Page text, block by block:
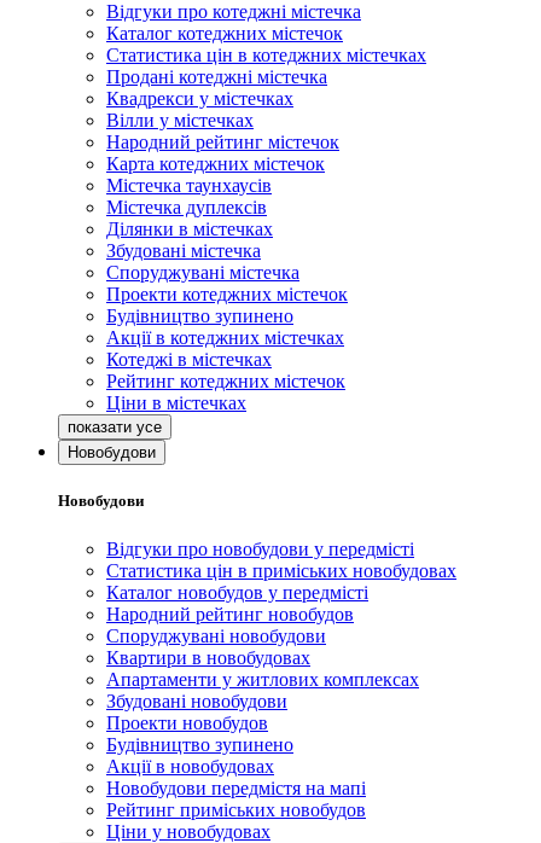
Відгуки про котеджні містечка
Каталог котеджних містечок
Статистика цін в котеджних містечках
Продані котеджні містечка
Квадрекси у містечках
Вілли у містечках
Народний рейтинг містечок
Карта котеджних містечок
Містечка таунхаусів
Містечка дуплексів
Ділянки в містечках
Збудовані містечка
Споруджувані містечка
Проекти котеджних містечок
Будівництво зупинено
Акції в котеджних містечках
Котеджі в містечках
Рейтинг котеджних містечок
Ціни в містечках
Новобудови
Новобудови
Відгуки про новобудови у передмісті
Статистика цін в приміських новобудовах
Каталог новобудов у передмісті
Народний рейтинг новобудов
Споруджувані новобудови
Квартири в новобудовах
Апартаменти у житлових комплексах
Збудовані новобудови
Проекти новобудов
Будівництво зупинено
Акції в новобудовах
Новобудови передмістя на мапі
Рейтинг приміських новобудов
Ціни у новобудовах